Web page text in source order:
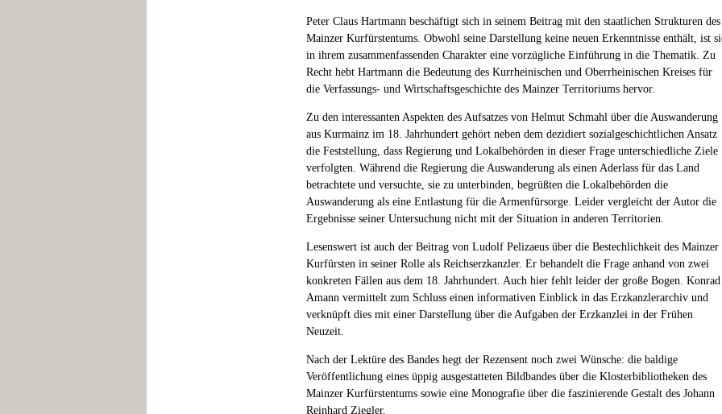
Peter Claus Hartmann beschäftigt sich in seinem Beitrag mit den staatlichen Strukturen des
Mainzer Kurfürstentums. Obwohl seine Darstellung keine neuen Erkenntnisse enthält, ist
in ihrem zusammenfassenden Charakter eine vorzügliche Einführung in die Thematik. Zu
Recht hebt Hartmann die Bedeutung des Kurrheinischen und Oberrheinischen Kreises für
die Verfassungs- und Wirtschaftsgeschichte des Mainzer Territoriums hervor.
Zu den interessanten Aspekten des Aufsatzes von Helmut Schmahl über die Auswanderung
aus Kurmainz im 18. Jahrhundert gehört neben dem dezidiert sozialgeschichtlichen Ansatz
die Feststellung, dass Regierung und Lokalbehörden in dieser Frage unterschiedliche Ziele
verfolgten. Während die Regierung die Auswanderung als einen Aderlass für das Land
betrachtete und versuchte, sie zu unterbinden, begrüßten die Lokalbehörden die
Auswanderung als eine Entlastung für die Armenfürsorge. Leider vergleicht der Autor die
Ergebnisse seiner Untersuchung nicht mit der Situation in anderen Territorien.
Lesenswert ist auch der Beitrag von Ludolf Pelizaeus über die Bestechlichkeit des Mainzer
Kurfürsten in seiner Rolle als Reichserzkanzler. Er behandelt die Frage anhand von zwei
konkreten Fällen aus dem 18. Jahrhundert. Auch hier fehlt leider der große Bogen. Konrad
Amann vermittelt zum Schluss einen informativen Einblick in das Erzkanzlerarchiv und
verknüpft dies mit einer Darstellung über die Aufgaben der Erzkanzlei in der Frühen
Neuzeit.
Nach der Lektüre des Bandes hegt der Rezensent noch zwei Wünsche: die baldige
Veröffentlichung eines üppig ausgestatteten Bildbandes über die Klosterbibliotheken des
Mainzer Kurfürstentums sowie eine Monografie über die faszinierende Gestalt des Johann
Reinhard Ziegler.